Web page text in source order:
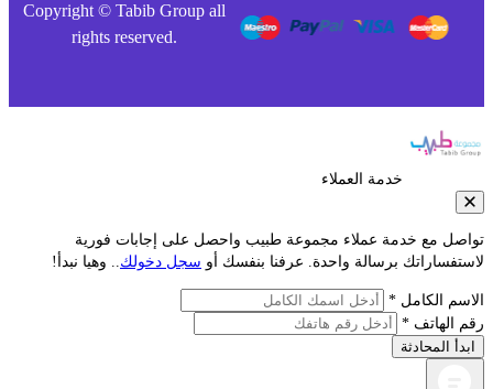
Copyright © Tabib Group all
rights reserved.
خدمة العملاء
مع خدمة عملاء مجموعة طبيب واحصل على إجابات فورية
برسالة واحدة. عرفنا بنفسك أوسجل دخولك.. وهيا نبدأ!
الكامل *
الهاتف *
المحادثة